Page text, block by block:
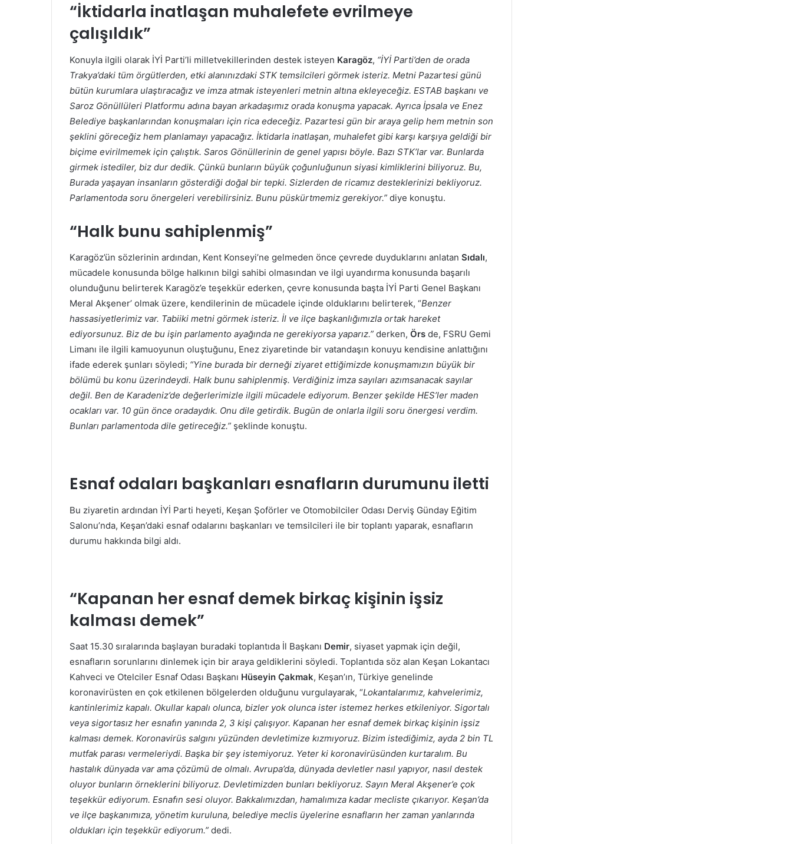
“İktidarla inatlaşan muhalefete evrilmeye
çalışıldık”
Konuyla ilgili olarak İYİ Parti’li milletvekillerinden destek isteyen Karagöz, “İYİ Parti’den de orada
Trakya’daki tüm örgütlerden, etki alanınızdaki STK temsilcileri görmek isteriz. Metni Pazartesi günü
bütün kurumlara ulaştıracağız ve imza atmak isteyenleri metnin altına ekleyeceğiz. ESTAB başkanı ve
Saroz Gönüllüleri Platformu adına bayan arkadaşımız orada konuşma yapacak. Ayrıca İpsala ve Enez
Belediye başkanlarından konuşmaları için rica edeceğiz. Pazartesi gün bir araya gelip hem metnin son
şeklini göreceğiz hem planlamayı yapacağız. İktidarla inatlaşan, muhalefet gibi karşı karşıya geldiği bir
biçime evirilmemek için çalıştık. Saros Gönüllerinin de genel yapısı böyle. Bazı STK’lar var. Bunlarda
girmek istediler, biz dur dedik. Çünkü bunların büyük çoğunluğunun siyasi kimliklerini biliyoruz. Bu,
Burada yaşayan insanların gösterdiği doğal bir tepki. Sizlerden de ricamız desteklerinizi bekliyoruz.
Parlamentoda soru önergeleri verebilirsiniz. Bunu püskürtmemiz gerekiyor.” diye konuştu.
“Halk bunu sahiplenmiş”
Karagöz’ün sözlerinin ardından, Kent Konseyi’ne gelmeden önce çevrede duyduklarını anlatan Sıdalı,
mücadele konusunda bölge halkının bilgi sahibi olmasından ve ilgi uyandırma konusunda başarılı
olunduğunu belirterek Karagöz’e teşekkür ederken, çevre konusunda başta İYİ Parti Genel Başkanı
Meral Akşener’ olmak üzere, kendilerinin de mücadele içinde olduklarını belirterek, “Benzer
hassasiyetlerimiz var. Tabiiki metni görmek isteriz. İl ve ilçe başkanlığımızla ortak hareket
ediyorsunuz. Biz de bu işin parlamento ayağında ne gerekiyorsa yaparız.” derken, Örs de, FSRU Gemi
Limanı ile ilgili kamuoyunun oluştuğunu, Enez ziyaretinde bir vatandaşın konuyu kendisine anlattığını
ifade ederek şunları söyledi; “Yine burada bir derneği ziyaret ettiğimizde konuşmamızın büyük bir
bölümü bu konu üzerindeydi. Halk bunu sahiplenmiş. Verdiğiniz imza sayıları azımsanacak sayılar
değil. Ben de Karadeniz’de değerlerimizle ilgili mücadele ediyorum. Benzer şekilde HES’ler maden
ocakları var. 10 gün önce oradaydık. Onu dile getirdik. Bugün de onlarla ilgili soru önergesi verdim.
Bunları parlamentoda dile getireceğiz.” şeklinde konuştu.
Esnaf odaları başkanları esnafların durumunu iletti
Bu ziyaretin ardından İYİ Parti heyeti, Keşan Şoförler ve Otomobilciler Odası Derviş Günday Eğitim
Salonu’nda, Keşan’daki esnaf odalarını başkanları ve temsilcileri ile bir toplantı yaparak, esnafların
durumu hakkında bilgi aldı.
“Kapanan her esnaf demek birkaç kişinin işsiz
kalması demek”
Saat 15.30 sıralarında başlayan buradaki toplantıda İl Başkanı Demir, siyaset yapmak için değil,
esnafların sorunlarını dinlemek için bir araya geldiklerini söyledi. Toplantıda söz alan Keşan Lokantacı
Kahveci ve Otelciler Esnaf Odası Başkanı Hüseyin Çakmak, Keşan’ın, Türkiye genelinde
koronavirüsten en çok etkilenen bölgelerden olduğunu vurgulayarak, “Lokantalarımız, kahvelerimiz,
kantinlerimiz kapalı. Okullar kapalı olunca, bizler yok olunca ister istemez herkes etkileniyor. Sigortalı
veya sigortasız her esnafın yanında 2, 3 kişi çalışıyor. Kapanan her esnaf demek birkaç kişinin işsiz
kalması demek. Koronavirüs salgını yüzünden devletimize kızmıyoruz. Bizim istediğimiz, ayda 2 bin TL
mutfak parası vermeleriydi. Başka bir şey istemiyoruz. Yeter ki koronavirüsünden kurtaralım. Bu
hastalık dünyada var ama çözümü de olmalı. Avrupa’da, dünyada devletler nasıl yapıyor, nasıl destek
oluyor bunların örneklerini biliyoruz. Devletimizden bunları bekliyoruz. Sayın Meral Akşener’e çok
teşekkür ediyorum. Esnafın sesi oluyor. Bakkalımızdan, hamalımıza kadar mecliste çıkarıyor. Keşan’da
ve ilçe başkanımıza, yönetim kuruluna, belediye meclis üyelerine esnafların her zaman yanlarında
oldukları için teşekkür ediyorum.” dedi.